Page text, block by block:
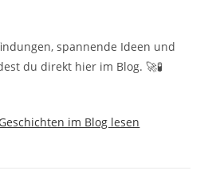
spannende Ideen und
du direkt hier im Blog. 🚀🧪
im Blog lesen